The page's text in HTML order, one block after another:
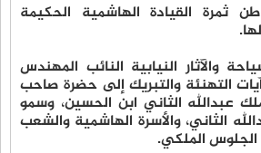
ثمرة القيادة الهاشمية الحكيمة
والآثار النيابية النائب المهندس
التهنئة والتبريك إلى حضرة صاحب
عبدالله الثاني ابن الحسين، وسمو
الثاني، والأسرة الهاشمية والشعب
الجلوس الملكي.